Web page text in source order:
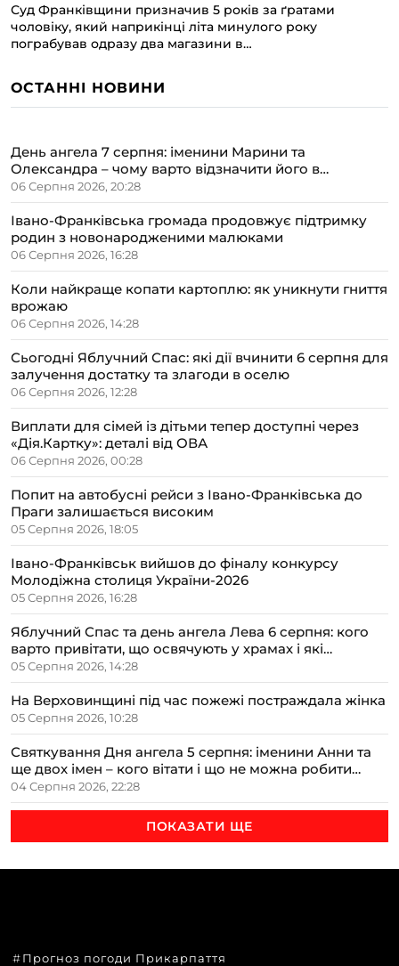
Суд Франківщини призначив 5 років за ґратами
чоловіку, який наприкінці літа минулого року
пограбував одразу два магазини в…
ОСТАННІ НОВИНИ
День ангела 7 серпня: іменини Марини та
Олександра – чому варто відзначити його в
сімейному колі
06 Серпня 2026, 20:28
Івано-Франківська громада продовжує підтримку
родин з новонародженими малюками
06 Серпня 2026, 16:28
Коли найкраще копати картоплю: як уникнути гниття
врожаю
06 Серпня 2026, 14:28
Сьогодні Яблучний Спас: які дії вчинити 6 серпня для
залучення достатку та злагоди в оселю
06 Серпня 2026, 12:28
Виплати для сімей із дітьми тепер доступні через
«Дія.Картку»: деталі від ОВА
06 Серпня 2026, 00:28
Попит на автобусні рейси з Івано-Франківська до
Праги залишається високим
05 Серпня 2026, 18:05
Івано-Франківськ вийшов до фіналу конкурсу
Молодіжна столиця України-2026
05 Серпня 2026, 16:28
Яблучний Спас та день ангела Лева 6 серпня: кого
варто привітати, що освячують у храмах і які
прикмети передбачають осінь
05 Серпня 2026, 14:28
На Верховинщині під час пожежі постраждала жінка
05 Серпня 2026, 10:28
Святкування Дня ангела 5 серпня: іменини Анни та
ще двох імен – кого вітати і що не можна робити
цього дня
04 Серпня 2026, 22:28
ПОКАЗАТИ ЩЕ
Прогноз погоди Прикарпаття